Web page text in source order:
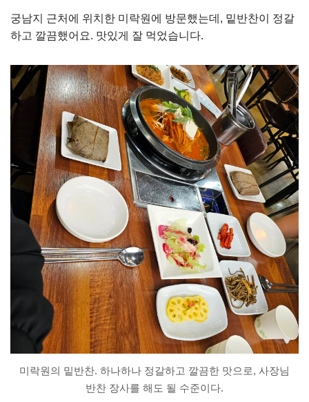
궁남지 근처에 위치한 미락원에 방문했는데, 밑반찬이 정갈
하고 깔끔했어요. 맛있게 잘 먹었습니다.
미락원의 밑반찬. 하나하나 정갈하고 깔끔한 맛으로, 사장님
반찬 장사를 해도 될 수준이다.